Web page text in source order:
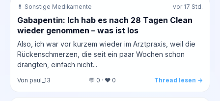
💊 Sonstige Medikamente vor 17 Std.
Gabapentin: Ich hab es nach 28 Tagen Clean
wieder genommen – was ist los
Also, ich war vor kurzem wieder im Arztpraxis, weil die
Rückenschmerzen, die seit ein paar Wochen schon
drängten, einfach nicht...
Von paul_13 💬 0 · ❤️ 0 Thread lesen →